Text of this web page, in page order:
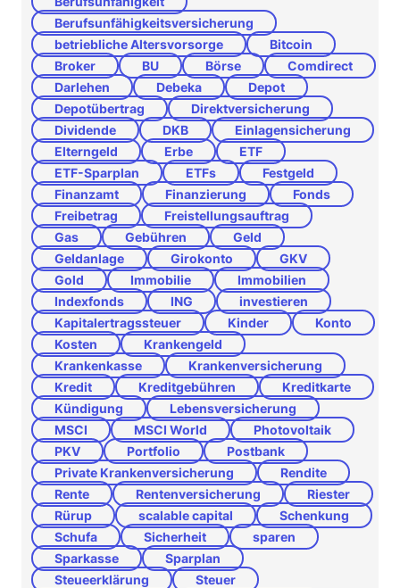
Berufsunfähigkeitsversicherung
betriebliche Altersvorsorge
Bitcoin
Broker
BU Börse
Comdirect
Darlehen
Debeka
Depot
Depotübertrag
Direktversicherung
Dividende
DKB
Einlagensicherung
Elterngeld
Erbe
ETF
ETF-Sparplan
ETFs
Festgeld
Finanzamt
Finanzierung
Fonds
Freibetrag
Freistellungsauftrag
Gas
Gebühren
Geld
Geldanlage
Girokonto
GKV
Gold
Immobilie
Immobilien
Indexfonds
ING
investieren
Kapitalertragssteuer
Kinder
Konto
Kosten
Krankengeld
Krankenkasse
Krankenversicherung
Kredit
Kreditgebühren
Kreditkarte
Kündigung
Lebensversicherung
MSCI
MSCI World
Photovoltaik
PKV
Portfolio
Postbank
Private Krankenversicherung
Rendite
Rente
Rentenversicherung
Riester
Rürup
scalable capital
Schenkung
Schufa
Sicherheit
sparen
Sparkasse
Sparplan
Steueerklärung
Steuer